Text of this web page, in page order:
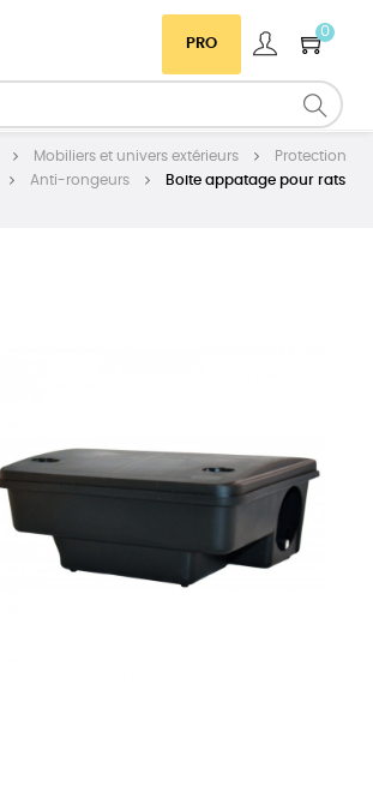
PRO
0
Mobiliers et univers extérieurs
Protection
Anti-rongeurs
Boite appatage pour rats